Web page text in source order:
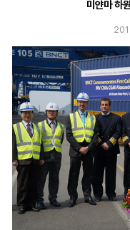
미얀마 하